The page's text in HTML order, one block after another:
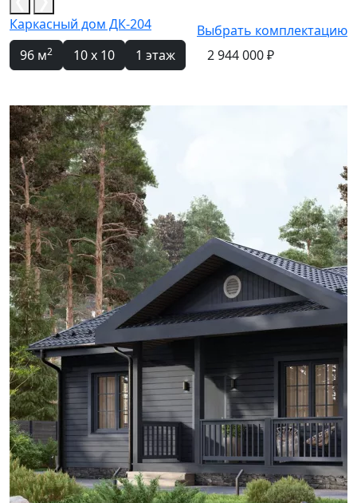
Каркасный дом ДК-204
96 м2 10 x 10 1 этаж
Выбрать комплектацию
2 944 000 ₽